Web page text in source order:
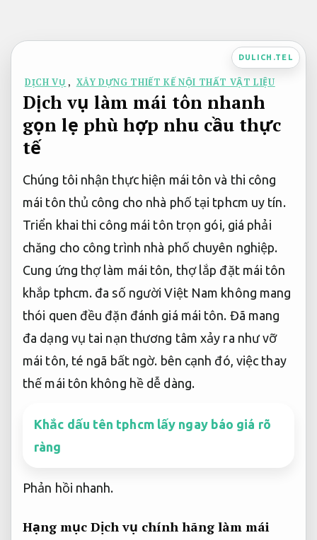
nội
dung
DULICH.TEL
DỊCH VỤ , XÂY DỰNG THIẾT KẾ NỘI THẤT VẬT LIỆU
Dịch vụ làm mái tôn nhanh
gọn lẹ phù hợp nhu cầu thực
tế
Chúng tôi nhận thực hiện mái tôn và thi công
mái tôn thủ công cho nhà phố tại tphcm uy tín.
Triển khai thi công mái tôn trọn gói, giá phải
chăng cho công trình nhà phố chuyên nghiệp.
Cung ứng thợ làm mái tôn, thợ lắp đặt mái tôn
khắp tphcm. đa số người Việt Nam không mang
thói quen đều đặn đánh giá mái tôn. Đã mang
đa dạng vụ tai nạn thương tâm xảy ra như vỡ
mái tôn, té ngã bất ngờ. bên cạnh đó, việc thay
thế mái tôn không hề dễ dàng.
Khắc dấu tên tphcm lấy ngay báo giá rõ
ràng
Phản hồi nhanh.
Hạng mục Dịch vụ chính hãng làm mái